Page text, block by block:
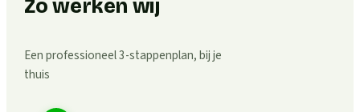
Zo werken wij
Een professioneel 3-stappenplan, bij je
thuis